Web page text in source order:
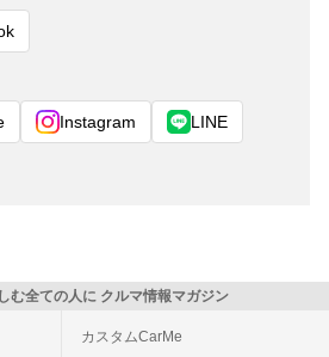
Instagram LINE
む全ての人に クルマ情報マガジン
カスタムCarMe